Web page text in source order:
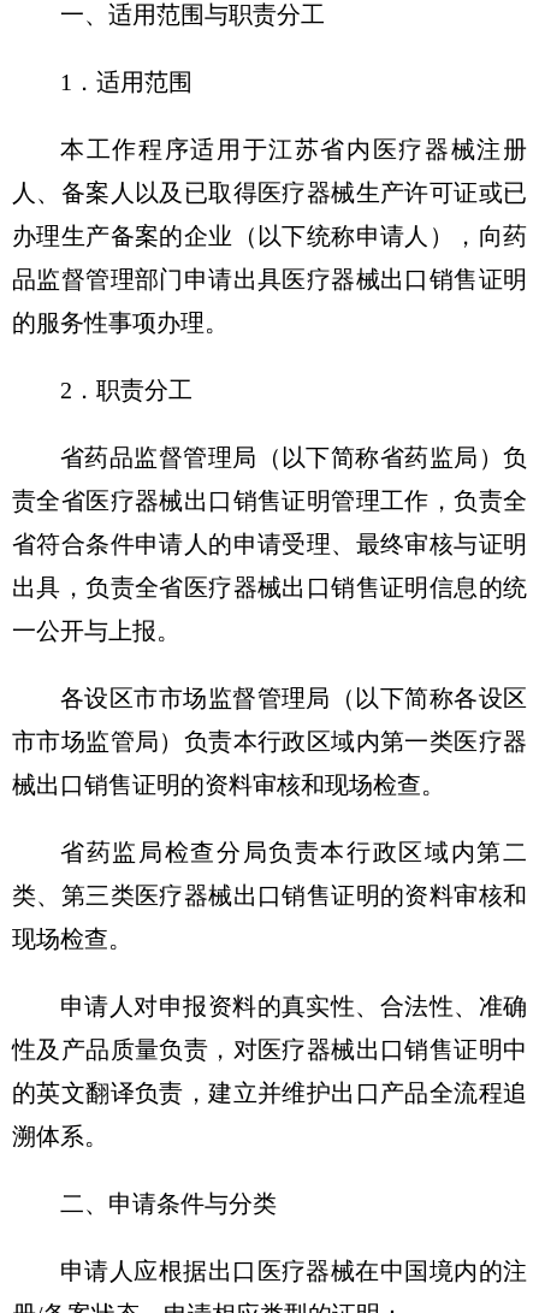
一、适用范围与职责分工
1．适用范围
本工作程序适用于江苏省内医疗器械注册
人、备案人以及已取得医疗器械生产许可证或已
办理生产备案的企业（以下统称申请人），向药
品监督管理部门申请出具医疗器械出口销售证明
的服务性事项办理。
2．职责分工
省药品监督管理局（以下简称省药监局）负
责全省医疗器械出口销售证明管理工作，负责全
省符合条件申请人的申请受理、最终审核与证明
出具，负责全省医疗器械出口销售证明信息的统
一公开与上报。
各设区市市场监督管理局（以下简称各设区
市市场监管局）负责本行政区域内第一类医疗器
械出口销售证明的资料审核和现场检查。
省药监局检查分局负责本行政区域内第二
类、第三类医疗器械出口销售证明的资料审核和
现场检查。
申请人对申报资料的真实性、合法性、准确
性及产品质量负责，对医疗器械出口销售证明中
的英文翻译负责，建立并维护出口产品全流程追
溯体系。
二、申请条件与分类
申请人应根据出口医疗器械在中国境内的注